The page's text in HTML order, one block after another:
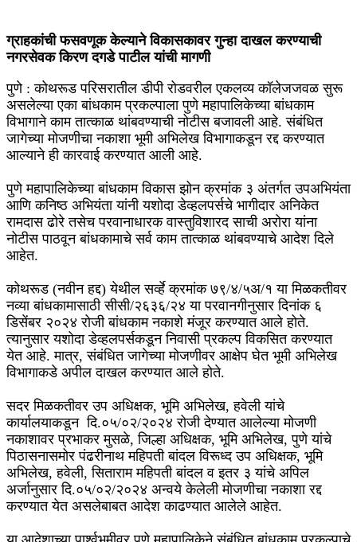
ग्राहकांची फसवणूक केल्याने विकासकावर गुन्हा दाखल करण्याची
नगरसेवक किरण दगडे पाटील यांची मागणी
पुणे : कोथरूड परिसरातील डीपी रोडवरील एकलव्य कॉलेजजवळ सुरू
असलेल्या एका बांधकाम प्रकल्पाला पुणे महापालिकेच्या बांधकाम
विभागाने काम तात्काळ थांबवण्याची नोटीस बजावली आहे. संबंधित
जागेच्या मोजणीचा नकाशा भूमी अभिलेख विभागाकडून रद्द करण्यात
आल्याने ही कारवाई करण्यात आली आहे.
पुणे महापालिकेच्या बांधकाम विकास झोन क्रमांक ३ अंतर्गत उपअभियंता
आणि कनिष्ठ अभियंता यांनी यशोदा डेव्हलपर्सचे भागीदार अनिकेत
रामदास ढोरे तसेच परवानाधारक वास्तुविशारद साची अरोरा यांना
नोटीस पाठवून बांधकामाचे सर्व काम तात्काळ थांबवण्याचे आदेश दिले
आहेत.
कोथरूड (नवीन हद्द) येथील सर्व्हे क्रमांक ७९/४/५अ/१ या मिळकतीवर
नव्या बांधकामासाठी सीसी/२६३६/२४ या परवानगीनुसार दिनांक ६
डिसेंबर २०२४ रोजी बांधकाम नकाशे मंजूर करण्यात आले होते.
त्यानुसार यशोदा डेव्हलपर्सकडून निवासी प्रकल्प विकसित करण्यात
येत आहे. मात्र, संबंधित जागेच्या मोजणीवर आक्षेप घेत भूमी अभिलेख
विभागाकडे अपील दाखल करण्यात आले होते.
सदर मिळकतीवर उप अधिक्षक, भूमि अभिलेख, हवेली यांचे
कार्यालयाकडून दि.०५/०२/२०२४ रोजी देण्यात आलेल्या मोजणी
नकाशावर प्रभाकर मुसळे, जिल्हा अधिक्षक, भूमि अभिलेख, पुणे यांचे
पिठासनासमोर पंढरीनाथ महिपती बांदल विरूध्द उप अधिक्षक, भूमि
अभिलेख, हवेली, सिताराम महिपती बांदल व इतर ३ यांचे अपिल
अर्जानुसार दि.०५/०२/२०२४ अन्वये केलेली मोजणीचा नकाशा रद्द
करण्यात येत असलेबाबत आदेश काढण्यात आलेले आहेत.